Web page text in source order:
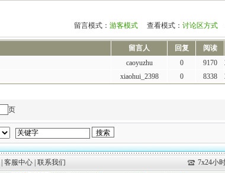
留言模式： 游客模式 查看模式： 讨论区方式
留言人 回复 阅读
caoyuzhu 0 9170
xiaohui_2398 0 8338
页
客服中心 联系我们
7x24小